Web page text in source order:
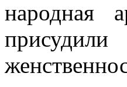
народная